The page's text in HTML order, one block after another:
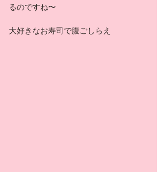
るのですね〜
大好きなお寿司で腹ごしらえ